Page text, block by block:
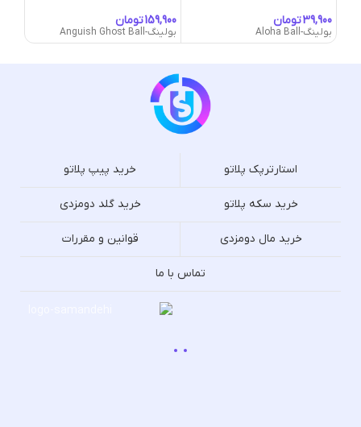
تومان
بولینگ-Aloha Ball
تومان
بولینگ-Anguish Ghost Ball
استارترپک پلاتو خرید پیپ پلاتو
خرید سکه پلاتو خرید گلد دومزدی
خرید مال دومزدی قوانین و مقررات
تماس با ما